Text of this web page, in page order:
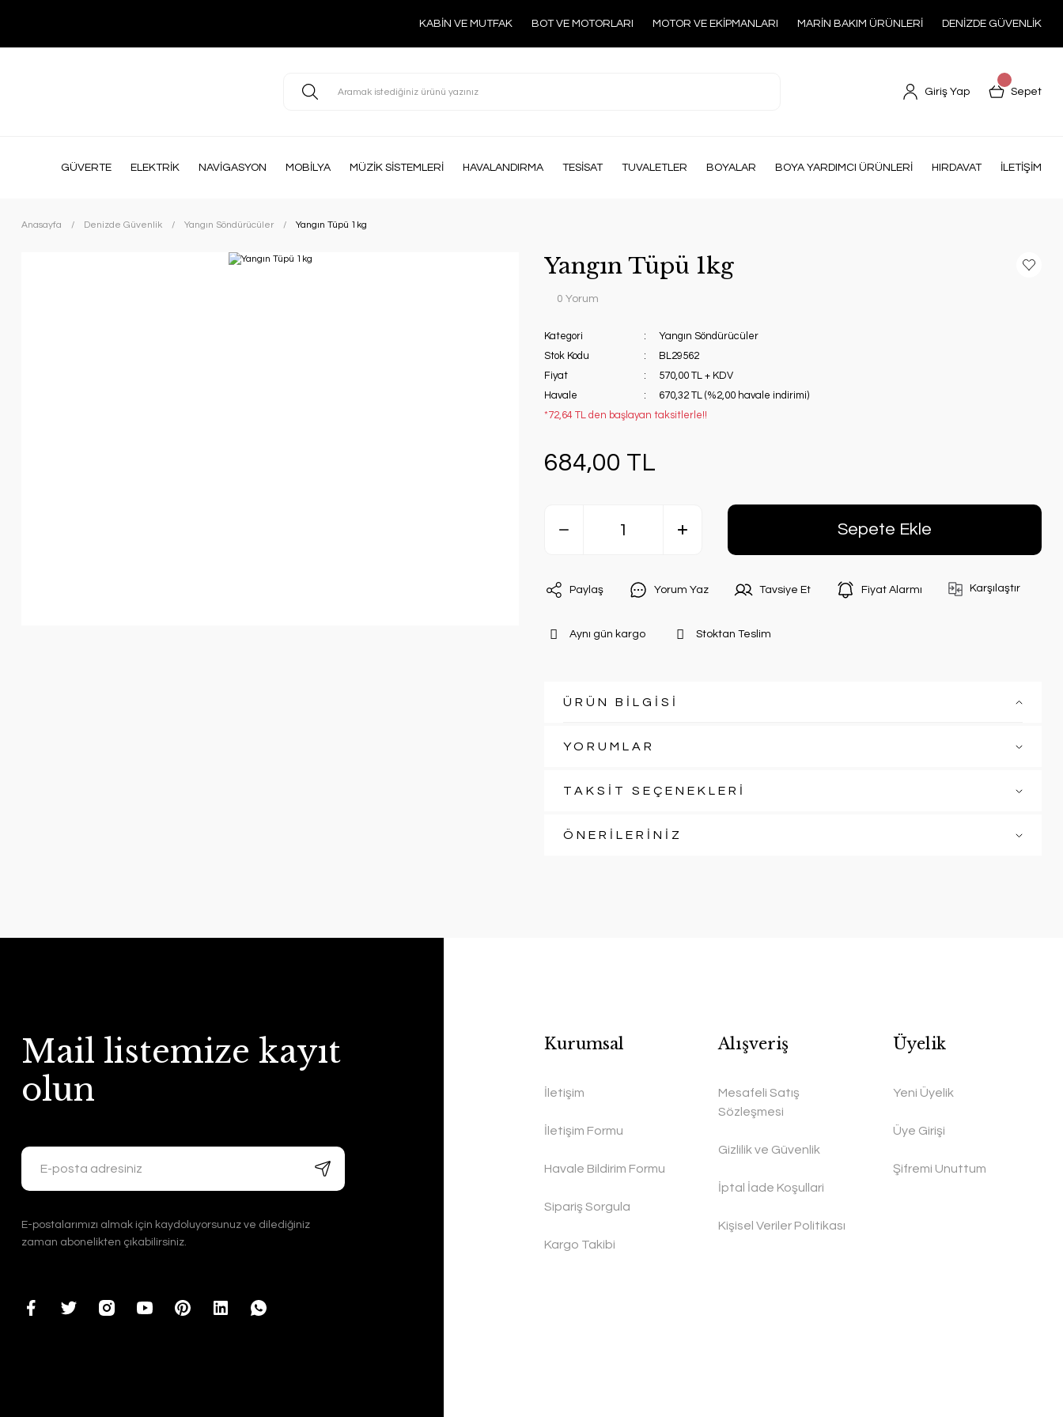
KABİN VE MUTFAK BOT VE MOTORLARI MOTOR VE EKİPMANLARI MARİN BAKIM ÜRÜNLERİ DENİZDE GÜVENLİK
Giriş Yap Sepet
GÜVERTE ELEKTRİK NAVİGASYON MOBİLYA MÜZİK SİSTEMLERİ HAVALANDIRMA TESİSAT TUVALETLER BOYALAR BOYA YARDIMCI ÜRÜNLERİ HIRDAVAT İLETİŞİM
Anasayfa Denizde Güvenlik Yangın Söndürücüler Yangın Tüpü 1kg
Yangın Tüpü 1kg
0 Yorum
Kategori
Yangın Söndürücüler
Stok Kodu
BL29562
Fiyat
570,00 TL + KDV
Havale
670,32 TL (%2,00 havale indirimi)
*72,64 TL den başlayan taksitlerle!!
684,00 TL
Sepete Ekle
Paylaş Yorum Yaz Tavsiye Et Fiyat Alarmı Karşılaştır
Aynı gün kargo Stoktan Teslim
ÜRÜN BİLGİSİ
YORUMLAR
TAKSİT SEÇENEKLERİ
ÖNERİLERİNİZ
Mail listemize kayıt
olun
E-postalarımızı almak için kaydoluyorsunuz ve dilediğiniz
zaman abonelikten çıkabilirsiniz.
Kurumsal
İletişim
İletişim Formu
Havale Bildirim Formu
Sipariş Sorgula
Kargo Takibi
Alışveriş
Mesafeli Satış
Sözleşmesi
Gizlilik ve Güvenlik
İptal İade Koşullari
Kişisel Veriler Politikası
Üyelik
Yeni Üyelik
Üye Girişi
Şifremi Unuttum